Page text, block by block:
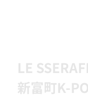
LE
新富町K-